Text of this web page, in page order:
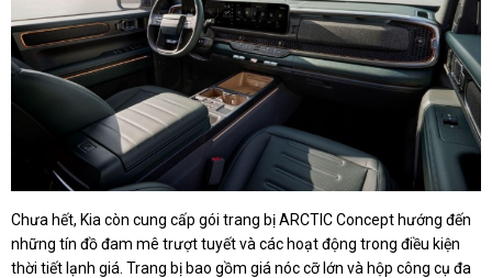
Chưa hết, Kia còn cung cấp gói trang bị ARCTIC Concept hướng đến
những tín đồ đam mê trượt tuyết và các hoạt động trong điều kiện
thời tiết lạnh giá. Trang bị bao gồm giá nóc cỡ lớn và hộp công cụ đa